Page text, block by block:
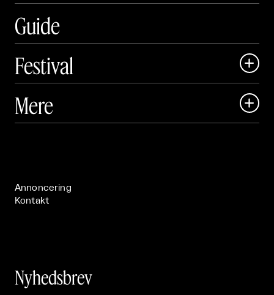
Guide
Festival

 Art Matter Festival
Mere 
Annoncering
Kontakt
Nyhedsbrev